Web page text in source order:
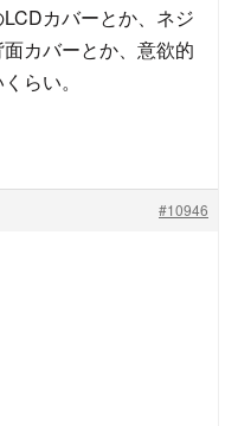
カバーとか、ネジ
カバーとか、意欲的
らい。
#10946